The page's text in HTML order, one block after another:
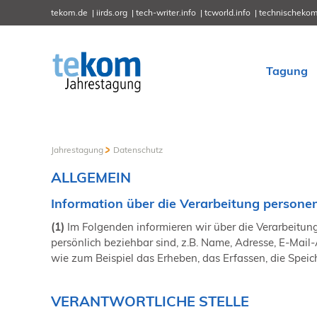
tekom.de iirds.org tech-writer.info tcworld.info
Tagung
Jahrestagung Datenschutz
ALLGEMEIN
Information über die Verarbeitung
(1) Im Folgenden informieren wir über die
persönlich beziehbar sind, z.B. Name, Adresse, E-
wie zum Beispiel das Erheben, das Erfassen, die
VERANTWORTLICHE STELLE